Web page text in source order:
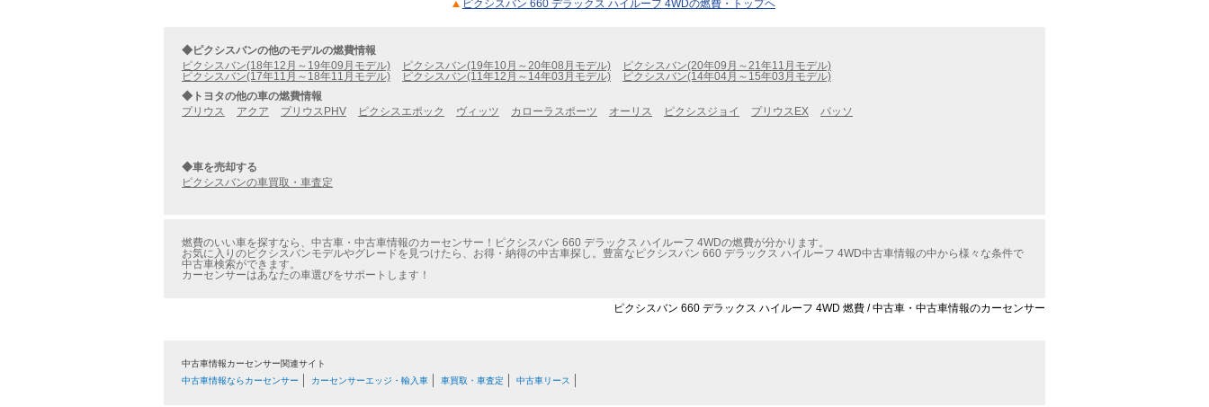
ピクシスバン 660 デラックス ハイルーフ 4WDの燃費・トップヘ
◆ピクシスバンの他のモデルの燃費情報
ピクシスバン(18年12月～19年09月モデル)
ピクシスバン(19年10月～20年08月モデル)
ピクシスバン(20年09月～21年11月モデル)
ピクシスバン(17年11月～18年11月モデル)
ピクシスバン(11年12月～14年03月モデル)
ピクシスバン(14年04月～15年03月モデル)
◆トヨタの他の車の燃費情報
プリウス
アクア プリウスPHV ピクシスエポック ヴィッツ カローラスポーツ オーリス ピクシスジョイ プリウスEX パッソ
◆車を売却する
ピクシスバンの車買取・車査定
燃費のいい車を探すなら、中古車・中古車情報のカーセンサー！ピクシスバン 660 デラックス ハイルーフ 4WDの燃費が分かります。
お気に入りのピクシスバンモデルやグレードを見つけたら、お得・納得の中古車探し。豊富なピクシスバン 660 デラックス ハイルーフ 4WD中古車情報の中から様々な条件で
中古車検索ができます。
カーセンサーはあなたの車選びをサポートします！
ピクシスバン 660 デラックス ハイルーフ 4WD 燃費 / 中古車・中古車情報のカーセンサー
中古車情報カーセンサー関連サイト
中古車情報ならカーセンサー
カーセンサーエッジ・輸入車 車買取・車査定 中古車リース